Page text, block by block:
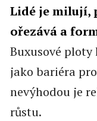
Lidé je milují,
ořezává a
Buxusové
jako bariéra
nevýhodou je
růstu.